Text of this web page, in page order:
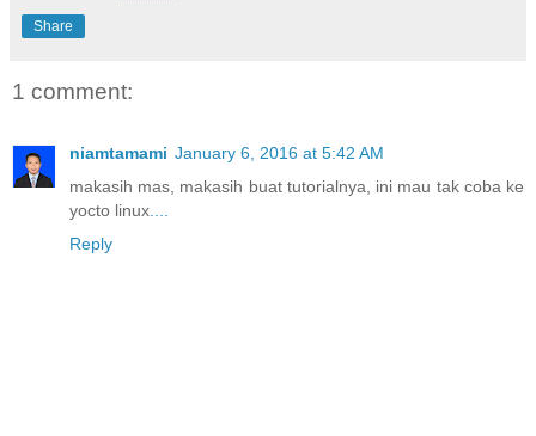
Share
1 comment:
niamtamami January 6, 2016 at 5:42 AM
makasih mas, makasih buat tutorialnya, ini mau tak coba ke
yocto linux
Reply